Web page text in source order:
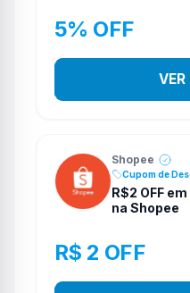
5% OFF
VER
Shopee
Cupom de
R$2 OFF
na Shopee
R$ 2 OFF